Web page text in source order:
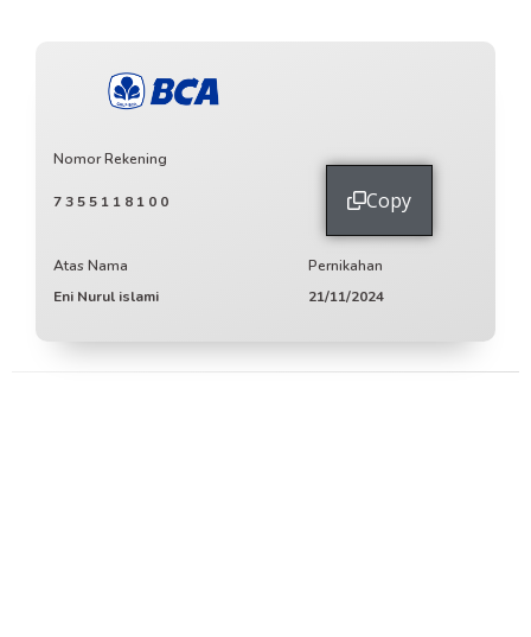
Nomor Rekening
7355118100 Copy
Atas Nama
Eni Nurul islami
Pernikahan
21/11/2024